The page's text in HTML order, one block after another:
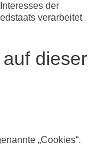
der
verarbeitet
dieser
„Cookies“.